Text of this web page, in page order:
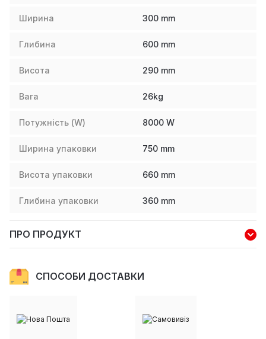
Ширина 300 mm
Глибина 600 mm
Висота 290 mm
Вага 26kg
Потужність (W) 8000 W
Ширина упаковки 750 mm
Висота упаковки 660 mm
Глибина упаковки 360 mm
ПРО ПРОДУКТ
СПОСОБИ ДОСТАВКИ